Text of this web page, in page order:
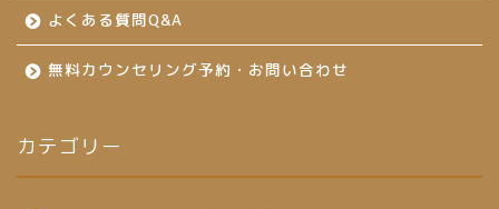
よくある質問Q&A
無料カウンセリング予約・お問い合わせ
カテゴリー